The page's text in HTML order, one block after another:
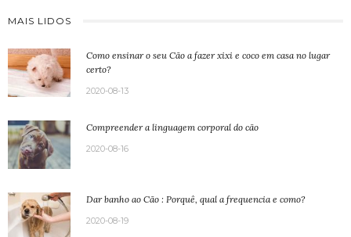
MAIS LIDOS
Como ensinar o seu Cão a fazer xixi e coco em casa no lugar
certo?
2020-08-13
Compreender a linguagem corporal do cão
2020-08-16
Dar banho ao Cão : Porquê, qual a frequencia e como?
2020-08-19